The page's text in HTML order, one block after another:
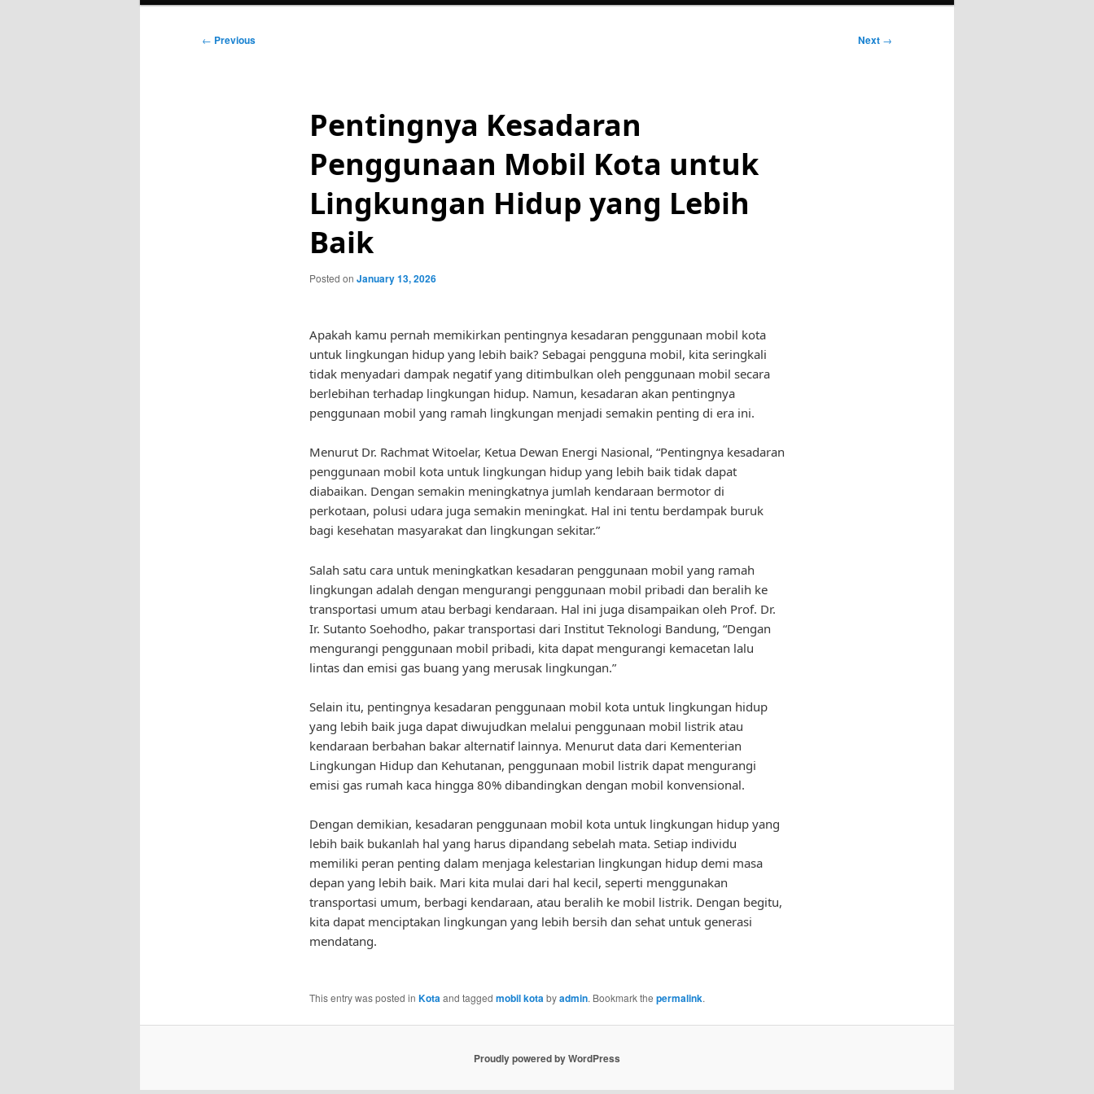
Post
← Previous Next →
Pentingnya Kesadaran
Penggunaan Mobil Kota untuk
Lingkungan Hidup yang Lebih
Baik
Posted on January 13, 2026
Apakah kamu pernah memikirkan pentingnya kesadaran penggunaan mobil kota
untuk lingkungan hidup yang lebih baik? Sebagai pengguna mobil, kita seringkali
tidak menyadari dampak negatif yang ditimbulkan oleh penggunaan mobil secara
berlebihan terhadap lingkungan hidup. Namun, kesadaran akan pentingnya
penggunaan mobil yang ramah lingkungan menjadi semakin penting di era ini.
Menurut Dr. Rachmat Witoelar, Ketua Dewan Energi Nasional, “Pentingnya kesadaran
penggunaan mobil kota untuk lingkungan hidup yang lebih baik tidak dapat
diabaikan. Dengan semakin meningkatnya jumlah kendaraan bermotor di
perkotaan, polusi udara juga semakin meningkat. Hal ini tentu berdampak buruk
bagi kesehatan masyarakat dan lingkungan sekitar.”
Salah satu cara untuk meningkatkan kesadaran penggunaan mobil yang ramah
lingkungan adalah dengan mengurangi penggunaan mobil pribadi dan beralih ke
transportasi umum atau berbagi kendaraan. Hal ini juga disampaikan oleh Prof. Dr.
Ir. Sutanto Soehodho, pakar transportasi dari Institut Teknologi Bandung, “Dengan
mengurangi penggunaan mobil pribadi, kita dapat mengurangi kemacetan lalu
lintas dan emisi gas buang yang merusak lingkungan.”
Selain itu, pentingnya kesadaran penggunaan mobil kota untuk lingkungan hidup
yang lebih baik juga dapat diwujudkan melalui penggunaan mobil listrik atau
kendaraan berbahan bakar alternatif lainnya. Menurut data dari Kementerian
Lingkungan Hidup dan Kehutanan, penggunaan mobil listrik dapat mengurangi
emisi gas rumah kaca hingga 80% dibandingkan dengan mobil konvensional.
Dengan demikian, kesadaran penggunaan mobil kota untuk lingkungan hidup yang
lebih baik bukanlah hal yang harus dipandang sebelah mata. Setiap individu
memiliki peran penting dalam menjaga kelestarian lingkungan hidup demi masa
depan yang lebih baik. Mari kita mulai dari hal kecil, seperti menggunakan
transportasi umum, berbagi kendaraan, atau beralih ke mobil listrik. Dengan begitu,
kita dapat menciptakan lingkungan yang lebih bersih dan sehat untuk generasi
mendatang.
This entry was posted in Kotaand tagged mobil kotabyadmin. Bookmark the permalink.
Proudly powered by WordPress